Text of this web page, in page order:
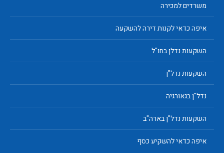
משרדים למכירה
איפה כדאי לקנות דירה להשקעה
השקעות נדלן בחו"ל
השקעות נדל"ן
נדל"ן בגאורגיה
השקעות נדל"ן בארה"ב
איפה כדאי להשקיע כסף